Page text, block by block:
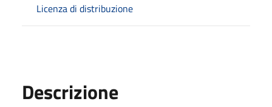
Licenza di distribuzione
Descrizione